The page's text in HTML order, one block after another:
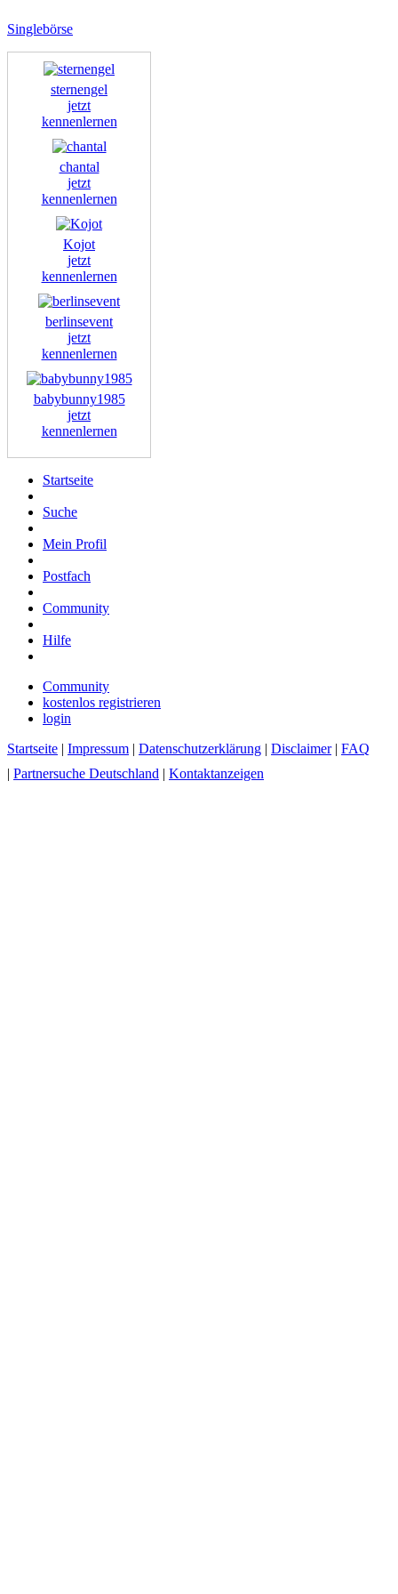
Singlebörse
sternengel
jetzt
kennenlernen
chantal
jetzt
kennenlernen
Kojot
jetzt
kennenlernen
berlinsevent
jetzt
kennenlernen
babybunny1985
jetzt
kennenlernen
Startseite
Suche
Mein Profil
Postfach
Community
Hilfe
Community
kostenlos registrieren
login
Startseite | Impressum | Datenschutzerklärung | Disclaimer| FAQ
| Partnersuche Deutschland | Kontaktanzeigen